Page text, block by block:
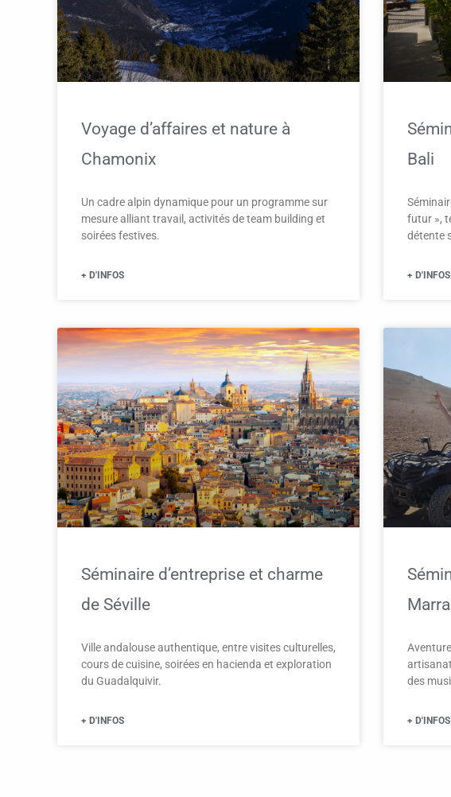
Voyage d’affaires et nature à
Chamonix
Un cadre alpin dynamique pour un programme sur
mesure alliant travail, activités de team building et
soirées festives.
+ D'INFOS
Bali
futur »,
détente
+ D'INFOS
Séminaire d’entreprise et charme
de Séville
Ville andalouse authentique, entre visites culturelles,
cours de cuisine, soirées en hacienda et exploration
du Guadalquivir.
+ D'INFOS
des
+ D'INFOS